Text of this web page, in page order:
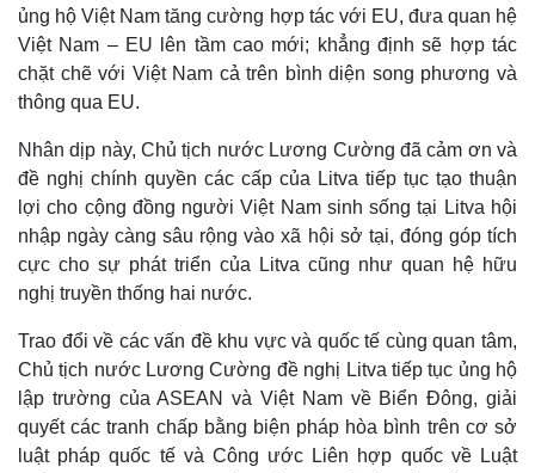
Thể thao
Bóng đá
Lịch thi đấu bóng đá
eSports
Hậu trường
Ô tô - Xe máy
Ô tô
ủng hộ Việt Nam tăng cường hợp tác với EU, đưa quan hệ
Việt Nam – EU lên tầm cao mới; khẳng định sẽ hợp tác
chặt chẽ với Việt Nam cả trên bình diện song phương và
thông qua EU.
Nhân dịp này, Chủ tịch nước Lương Cường đã cảm ơn và
đề nghị chính quyền các cấp của Litva tiếp tục tạo thuận
lợi cho cộng đồng người Việt Nam sinh sống tại Litva hội
nhập ngày càng sâu rộng vào xã hội sở tại, đóng góp tích
cực cho sự phát triển của Litva cũng như quan hệ hữu
nghị truyền thống hai nước.
Trao đổi về các vấn đề khu vực và quốc tế cùng quan tâm,
Chủ tịch nước Lương Cường đề nghị Litva tiếp tục ủng hộ
lập trường của ASEAN và Việt Nam về Biển Đông, giải
quyết các tranh chấp bằng biện pháp hòa bình trên cơ sở
luật pháp quốc tế và Công ước Liên hợp quốc về Luật